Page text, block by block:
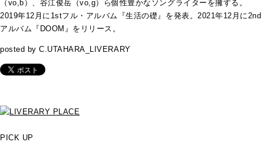
（vo,b）、谷江俊岳（vo,g）ら個性豊かなソングライターを擁する。
2019年12月に1stフル・アルバム『生活の礎』を発表。2021年12月に2nd
アルバム『DOOM』をリリース。
posted by C.UTAHARA_LIVERARY
PICK UP